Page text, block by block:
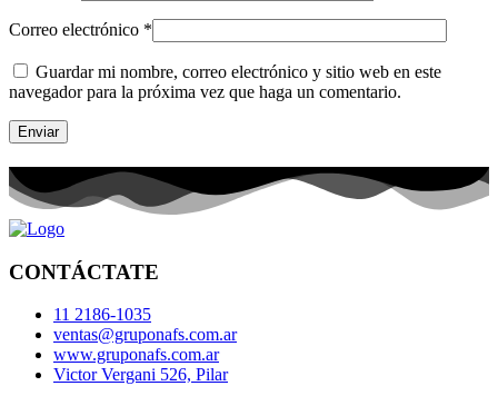
Correo electrónico *
Guardar mi nombre, correo electrónico y sitio web en este
navegador para la próxima vez que haga un comentario.
CONTÁCTATE
11 2186-1035
ventas@gruponafs.com.ar
www.gruponafs.com.ar
Victor Vergani 526, Pilar